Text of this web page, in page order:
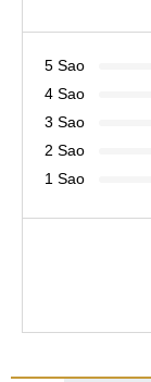
5 Sao
4 Sao
3 Sao
2 Sao
1 Sao